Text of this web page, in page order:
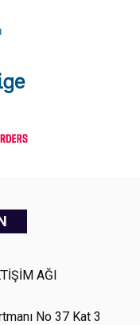
AĞI
No 37 Kat 3